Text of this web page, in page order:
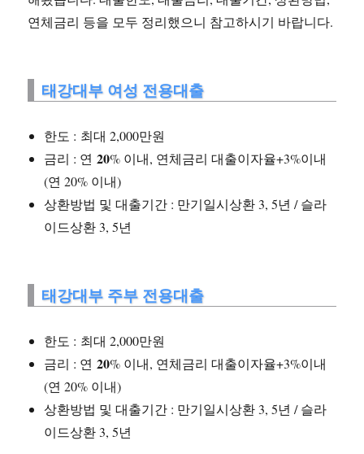
연체금리 등을 모두 정리했으니 참고하시기 바랍니다.
태강대부 여성 전용대출
한도 : 최대 2,000만원
금리 : 연20% 이내, 연체금리 대출이자율+3%이내
(연 20% 이내)
상환방법 및 대출기간 : 만기일시상환 3, 5년 / 슬라
이드상환 3, 5년
태강대부 주부 전용대출
한도 : 최대 2,000만원
금리 : 연20% 이내, 연체금리 대출이자율+3%이내
(연 20% 이내)
상환방법 및 대출기간 : 만기일시상환 3, 5년 / 슬라
이드상환 3, 5년